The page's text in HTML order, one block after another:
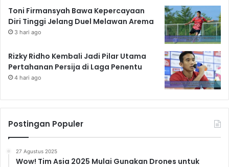
Toni Firmansyah Bawa Kepercayaan
Diri Tinggi Jelang Duel Melawan Arema
3 hari ago
Rizky Ridho Kembali Jadi Pilar Utama
Pertahanan Persija di Laga Penentu
4 hari ago
Postingan Populer
27 Agustus 2025
Wow! Tim Asia 2025 Mulai Gunakan Drones untuk